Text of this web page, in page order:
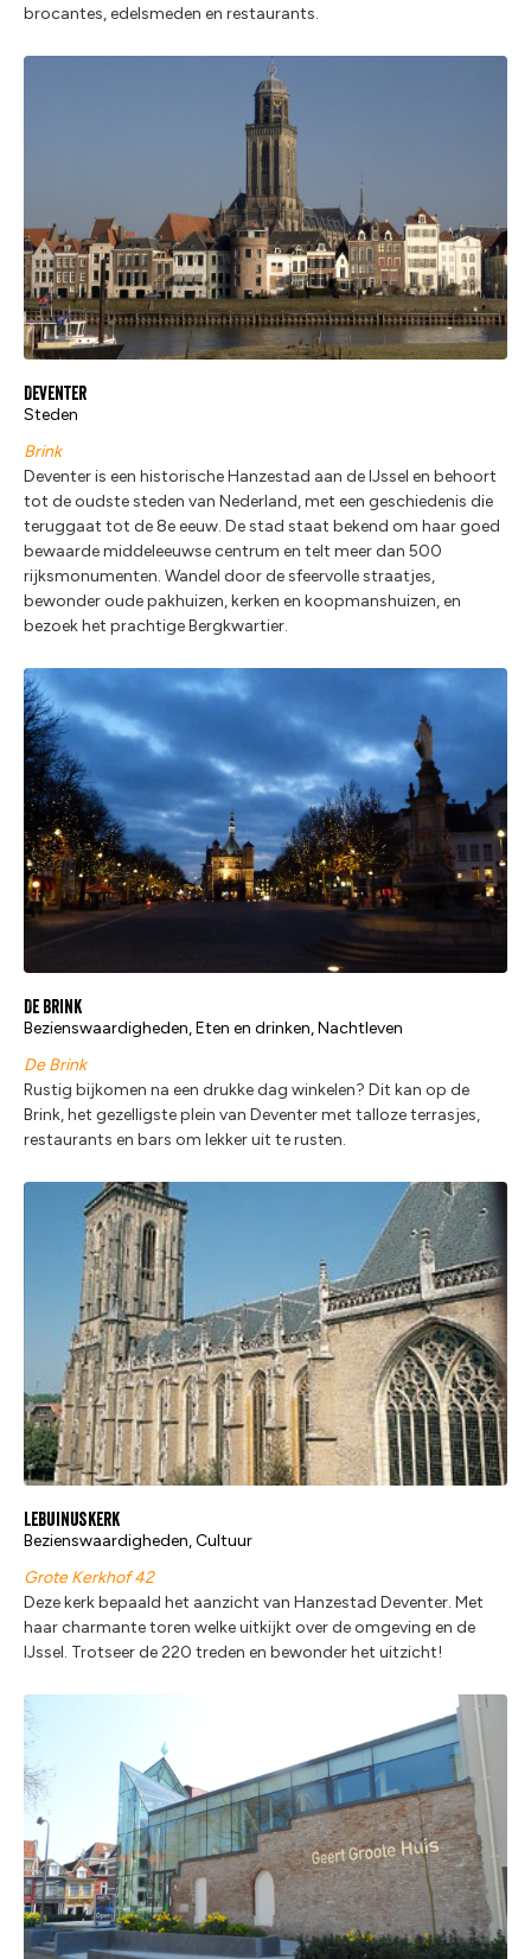
brocantes, edelsmeden en restaurants.
Deventer
Steden
Brink
Deventer is een historische Hanzestad aan de IJssel en behoort
tot de oudste steden van Nederland, met een geschiedenis die
teruggaat tot de 8e eeuw. De stad staat bekend om haar goed
bewaarde middeleeuwse centrum en telt meer dan 500
rijksmonumenten. Wandel door de sfeervolle straatjes,
bewonder oude pakhuizen, kerken en koopmanshuizen, en
bezoek het prachtige Bergkwartier.
De Brink
Bezienswaardigheden, Eten en drinken, Nachtleven
De Brink
Rustig bijkomen na een drukke dag winkelen? Dit kan op de
Brink, het gezelligste plein van Deventer met talloze terrasjes,
restaurants en bars om lekker uit te rusten.
Lebuinuskerk
Bezienswaardigheden, Cultuur
Grote Kerkhof 42
Deze kerk bepaald het aanzicht van Hanzestad Deventer. Met
haar charmante toren welke uitkijkt over de omgeving en de
IJssel. Trotseer de 220 treden en bewonder het uitzicht!